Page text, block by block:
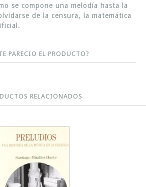
se compone una melodía hasta la
de la censura, la matemática
PARECIO EL PRODUCTO?
RELACIONADOS